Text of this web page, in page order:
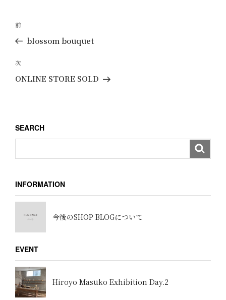
投
ナ
ビ
ゲ
ン
過
去
投
稿
前
blossom bouquet
次
の
次
ONLINE STORE SOLD
SEARCH
INFORMATION
今後のSHOP BLOGについて
EVENT
Hiroyo Masuko Exhibition Day.2